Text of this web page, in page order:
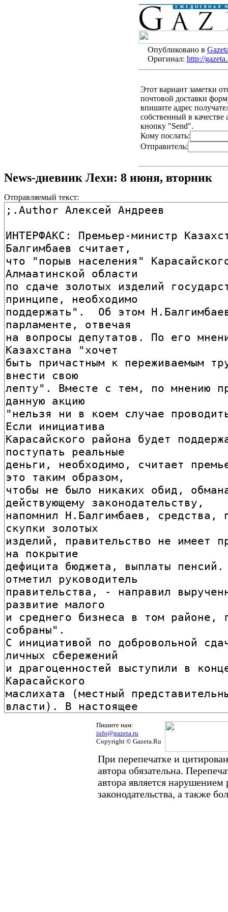
Опубликовано в
Оригинал: http://
Этот вариант заметки
почтовой доставки
впишите адрес
собственный в качестве
кнопку "Send".
Кому послать:
Отправитель:
News-дневник Лехи: 8 июня, вторник
Отправляемый текст:
Пишите нам:
info@gazeta.ru
Copyright © Gazeta.Ru
При перепечатке и
автора обязательна.
автора является
законодательства, а также